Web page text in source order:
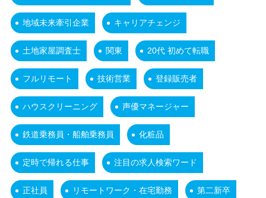
地域未来牽引企業 キャリアチェンジ
土地家屋調査士 関東 20代 初めて転職
フルリモート 技術営業 登録販売者
ハウスクリーニング 声優マネージャー
鉄道乗務員・船舶乗務員 化粧品
定時で帰れる仕事 注目の求人検索ワード
正社員 リモートワーク・在宅勤務 第二新卒